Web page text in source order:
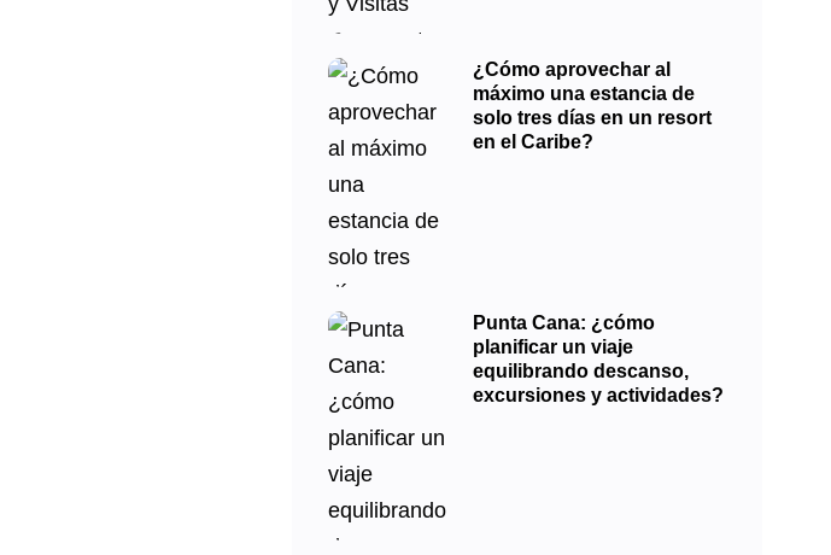
¿Cómo aprovechar al
máximo una estancia de
solo tres días en un resort
en el Caribe?
Punta Cana: ¿cómo
planificar un viaje
equilibrando descanso,
excursiones y actividades?